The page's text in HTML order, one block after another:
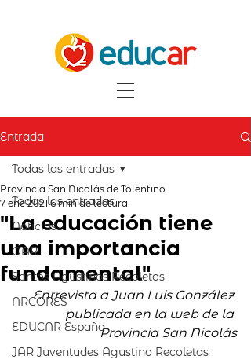
Entrada
Todas las entradas
Noticias
OAR
Santos Agustinos Recoletos
ARCORES
EDUCAR España
JAR Juventudes Agustino Recoletas
Todas las entradas
"La educación tiene
una importancia
fundamental"
Provincia San Nicolás de Tolentino
7 ene 2021 6 min de lectura
Entrevista a Juan Luis González
publicada en la web de la
Provincia San Nicolás